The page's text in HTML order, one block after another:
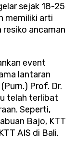
sejak 18-25
memiliki arti
ancaman
event
lantaran
Prof. Dr.
telah terlibat
Seperti,
Bajo, KTT
AIS di Bali.